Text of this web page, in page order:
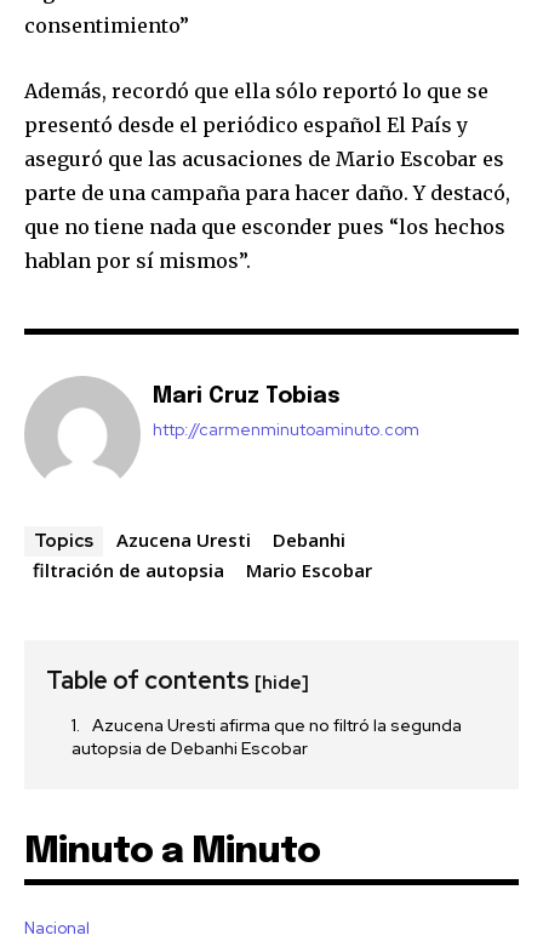
consentimiento”
Además, recordó que ella sólo reportó lo que se
presentó desde el periódico español El País y
aseguró que las acusaciones de Mario Escobar es
parte de una campaña para hacer daño. Y destacó,
que no tiene nada que esconder pues “los hechos
hablan por sí mismos”.
Mari Cruz Tobias
http://carmenminutoaminuto.com
Topics Azucena Uresti
Debanhi
filtración de autopsia
Mario Escobar
Table of contents [hide]
Azucena Uresti afirma que no filtró la segunda
autopsia de Debanhi Escobar
Minuto a Minuto
Nacional